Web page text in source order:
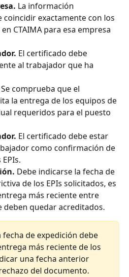
La información
coincidir exactamente con los
CTAIMA para esa empresa
El certificado debe
al trabajador que ha
Se comprueba que el
la entrega de los equipos de
requeridos para el puesto
El certificado debe estar
como confirmación de
Debe indicarse la fecha de
de los EPIs solicitados, es
más reciente entre
deben quedar acreditados.
fecha de expedición debe
más reciente de los
una fecha anterior
del documento.